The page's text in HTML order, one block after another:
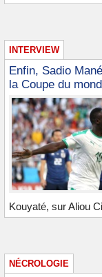
INTERVIEW
Enfin, Sadio
la Coupe du
Kouyaté, sur Aliou
NÉCROLOGIE